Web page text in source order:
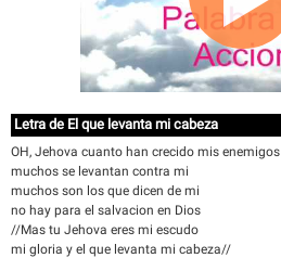
Letra de El que levanta mi cabeza
OH, Jehova cuanto han crecido mis enemigos
muchos se levantan contra mi
muchos son los que dicen de mi
no hay para el salvacion en Dios
//Mas tu Jehova eres mi escudo
mi gloria y el que levanta mi cabeza//